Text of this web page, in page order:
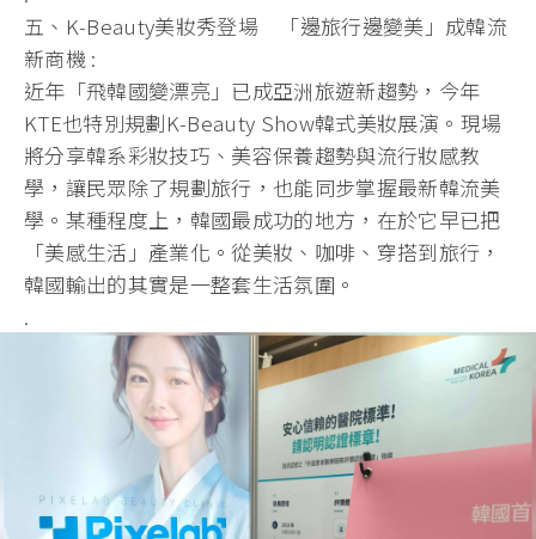
五、K-Beauty美妝秀登場 「邊旅行邊變美」成韓流
新商機 :
近年「飛韓國變漂亮」已成亞洲旅遊新趨勢，今年
KTE也特別規劃K-Beauty Show韓式美妝展演。現場
將分享韓系彩妝技巧、美容保養趨勢與流行妝感教
學，讓民眾除了規劃旅行，也能同步掌握最新韓流美
學。某種程度上，韓國最成功的地方，在於它早已把
「美感生活」產業化。從美妝、咖啡、穿搭到旅行，
韓國輸出的其實是一整套生活氛圍。
.